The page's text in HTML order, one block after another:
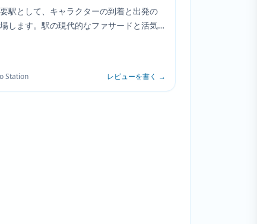
駅として、キャラクターの到着と出発の
します。駅の現代的なファサードと活気
Station レビューを書く →